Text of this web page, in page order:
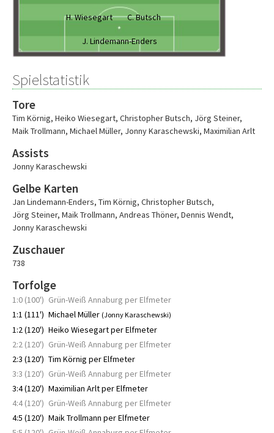
H. Wiesegart C. Butsch
J. Lindemann-Enders
Spielstatistik
Tore
Tim Körnig, Heiko Wiesegart, Christopher Butsch, Jörg Steiner,
Maik Trollmann, Michael Müller, Jonny Karaschewski, Maximilian Arlt
Assists
Jonny Karaschewski
Gelbe Karten
Jan Lindemann-Enders, Tim Körnig, Christopher Butsch,
Jörg Steiner, Maik Trollmann, Andreas Thöner, Dennis Wendt,
Jonny Karaschewski
Zuschauer
738
Torfolge
1:0 (100') Grün-Weiß Annaburg per Elfmeter
1:1 (111') Michael Müller (Jonny Karaschewski)
1:2 (120') Heiko Wiesegart per Elfmeter
2:2 (120') Grün-Weiß Annaburg per Elfmeter
2:3 (120') Tim Körnig per Elfmeter
3:3 (120') Grün-Weiß Annaburg per Elfmeter
3:4 (120') Maximilian Arlt per Elfmeter
4:4 (120') Grün-Weiß Annaburg per Elfmeter
4:5 (120') Maik Trollmann per Elfmeter